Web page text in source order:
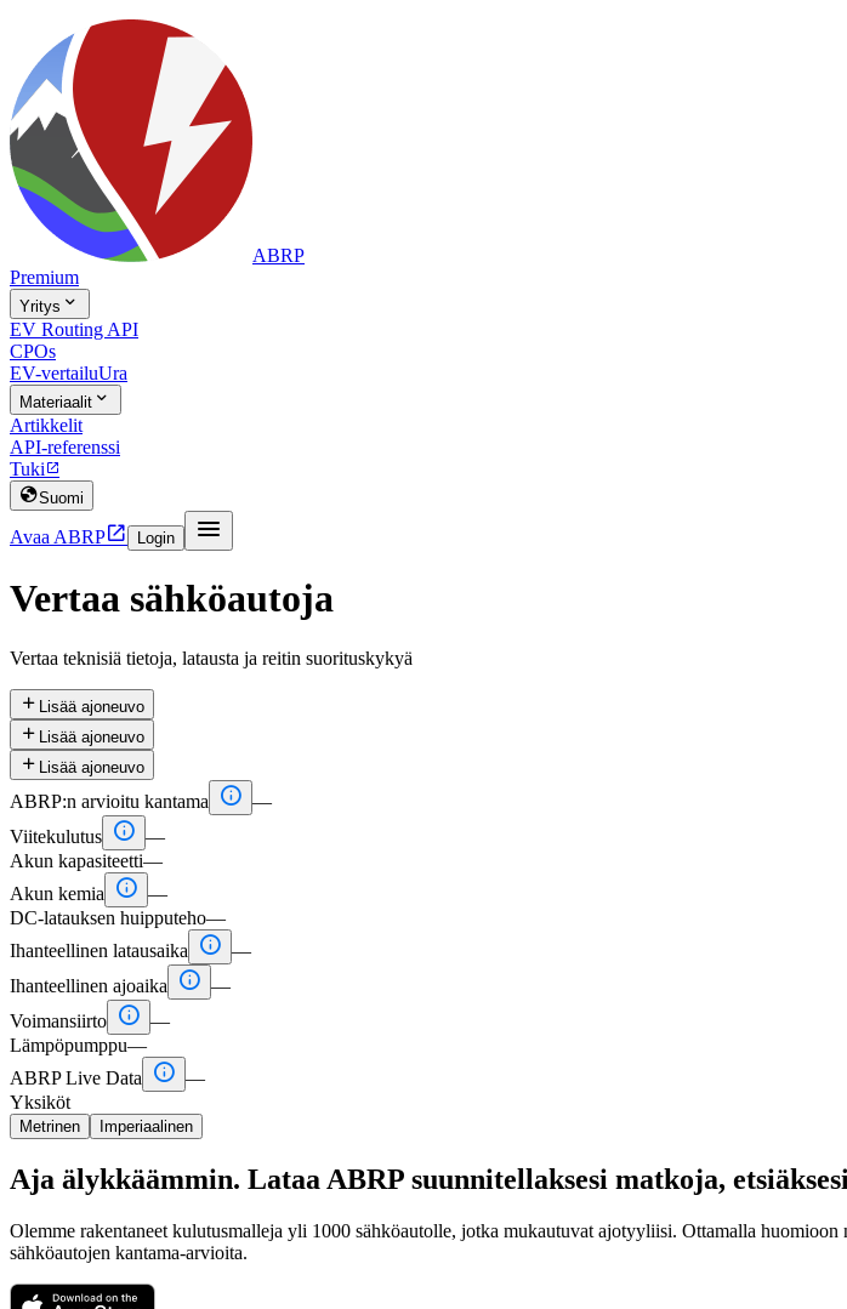
ABRP
Premium
Yritys 
EV Routing API
CPOs
EV-vertailuUra
Materiaalit 
Artikkelit
API-referenssi
Tuki 
Suomi
Avaa ABRP Login 
Vertaa sähköautoja
Vertaa teknisiä tietoja, latausta ja reitin suorituskykyä
 Lisää ajoneuvo
 Lisää ajoneuvo
 Lisää ajoneuvo
ABRP:n arvioitu kantama  —
Viitekulutus  —
Akun kapasiteetti—
Akun kemia
 —
DC-latauksen huipputeho—
Ihanteellinen latausaika
 —
Ihanteellinen ajoaika
 —
Voimansiirto  —
Lämpöpumppu—
ABRP Live Data
 —
Yksiköt
Metrinen Imperiaalinen
Aja älykkäämmin. Lataa ABRP suunnitellaksesi matkoja,
Olemme rakentaneet kulutusmalleja yli 1000 sähköautolle, jotka mukautuvat ajotyyliisi. Ottamalla
sähköautojen kantama-arvioita.